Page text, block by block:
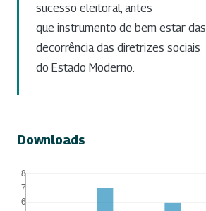
sucesso eleitoral, antes
que instrumento de bem estar das
decorrência das diretrizes sociais
do Estado Moderno.
Downloads